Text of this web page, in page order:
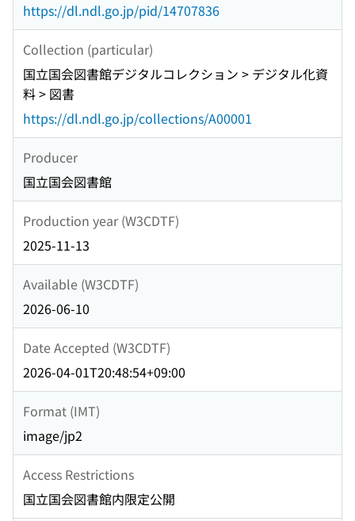
https://dl.ndl.go.jp/pid/14707836
Collection (particular)
国立国会図書館デジタルコレクション > デジタル化資
料 > 図書
https://dl.ndl.go.jp/collections/A00001
Producer
国立国会図書館
Production year (W3CDTF)
2025-11-13
Available (W3CDTF)
2026-06-10
Date Accepted (W3CDTF)
2026-04-01T20:48:54+09:00
Format (IMT)
image/jp2
Access Restrictions
国立国会図書館内限定公開